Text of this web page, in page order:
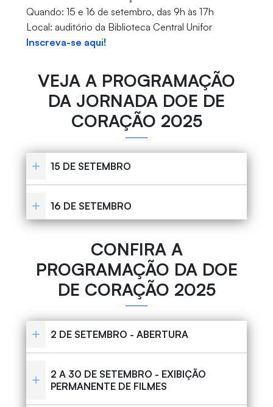
Quando: 15 e 16 de setembro, das 9h às 17h
Local: auditório da Biblioteca Central Unifor
Inscreva-se aqui!
VEJA A PROGRAMAÇÃO
DA JORNADA DOE DE
CORAÇÃO 2025
15 DE SETEMBRO
16 DE SETEMBRO
CONFIRA A
PROGRAMAÇÃO DA DOE
DE CORAÇÃO 2025
2 DE SETEMBRO - ABERTURA
2 A 30 DE SETEMBRO - EXIBIÇÃO
PERMANENTE DE FILMES